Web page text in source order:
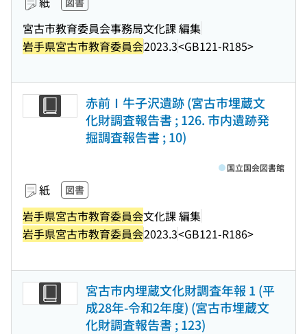
宮古市教育委員会事務局文化課 編集
岩手県宮古市教育委員会2023.3<GB121-R185>
赤前Ⅰ牛子沢遺跡 (宮古市埋蔵文
化財調査報告書 ; 126. 市内遺跡発
掘調査報告書 ; 10)
紙 図書
岩手県宮古市教育委員会文化課 編集
岩手県宮古市教育委員会2023.3<GB121-R186>
国立国会図書館
宮古市内埋蔵文化財調査年報 1 (平
成28年-令和2年度) (宮古市埋蔵文
化財調査報告書 ; 123)